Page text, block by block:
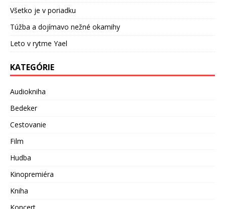
Všetko je v poriadku
Túžba a dojímavo nežné okamihy
Leto v rytme Yael
KATEGÓRIE
Audiokniha
Bedeker
Cestovanie
Film
Hudba
Kinopremiéra
Kniha
Koncert